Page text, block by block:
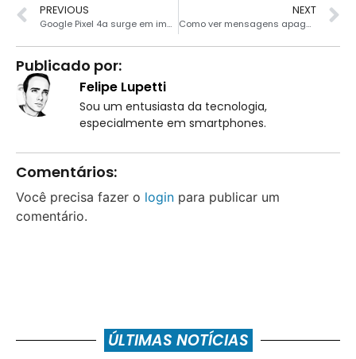
PREVIOUS
Google Pixel 4a surge em imagens renderizadas
NEXT
Como ver mensagens apagadas do WhatsApp
Publicado por:
Felipe Lupetti
Sou um entusiasta da tecnologia,
especialmente em smartphones.
Comentários:
Você precisa fazer o login para publicar um
comentário.
ÚLTIMAS NOTÍCIAS